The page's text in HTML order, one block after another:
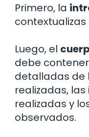
Primero, la
Luego, el
debe
detalladas de
realizadas,
realizadas y
observados.